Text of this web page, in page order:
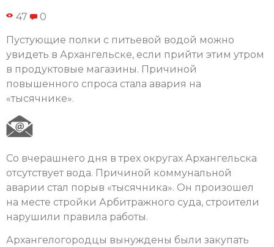
47 0
Пустующие полки с питьевой водой можно
увидеть в Архангельске, если прийти этим утром
в продуктовые магазины. Причиной
повышенного спроса стала авария на
«тысячнике».
Со вчерашнего дня в трех округах Архангельска
отсутствует вода. Причиной коммунальной
аварии стал порыв «тысячника». Он произошел
на месте стройки Арбитражного суда, строители
нарушили правила работы.
Архангелогородцы вынуждены были закупать